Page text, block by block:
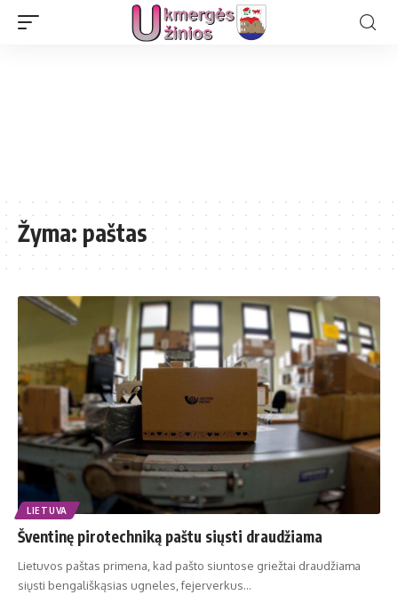
Žyma: paštas
LIETUVA
Šventinę pirotechniką paštu siųsti draudžiama
Lietuvos paštas primena, kad pašto siuntose griežtai draudžiama
siųsti bengališkąsias ugneles, fejerverkus…